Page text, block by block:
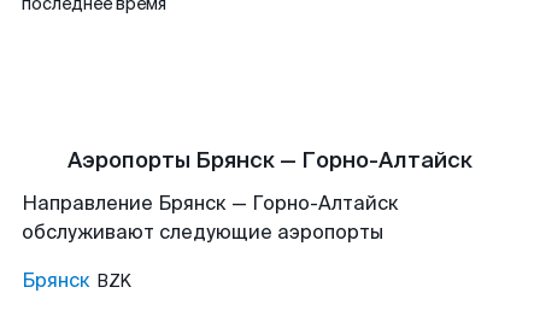
Аэропорты Брянск — Горно-Алтайск
Направление Брянск — Горно-Алтайск
обслуживают следующие аэропорты
Брянск BZK